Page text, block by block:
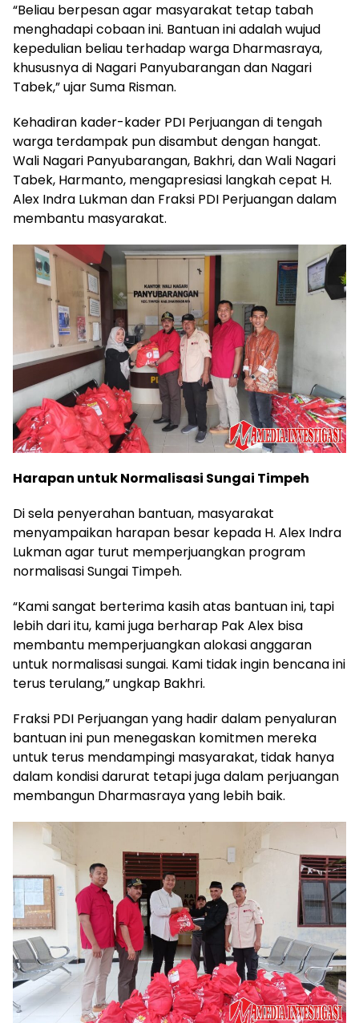
“Beliau berpesan agar masyarakat tetap tabah
menghadapi cobaan ini. Bantuan ini adalah wujud
kepedulian beliau terhadap warga Dharmasraya,
khususnya di Nagari Panyubarangan dan Nagari
Tabek,” ujar Suma Risman.
Kehadiran kader-kader PDI Perjuangan di tengah
warga terdampak pun disambut dengan hangat.
Wali Nagari Panyubarangan, Bakhri, dan Wali Nagari
Tabek, Harmanto, mengapresiasi langkah cepat H.
Alex Indra Lukman dan Fraksi PDI Perjuangan dalam
membantu masyarakat.
Harapan untuk Normalisasi Sungai Timpeh
Di sela penyerahan bantuan, masyarakat
menyampaikan harapan besar kepada H. Alex Indra
Lukman agar turut memperjuangkan program
normalisasi Sungai Timpeh.
“Kami sangat berterima kasih atas bantuan ini, tapi
lebih dari itu, kami juga berharap Pak Alex bisa
membantu memperjuangkan alokasi anggaran
untuk normalisasi sungai. Kami tidak ingin bencana ini
terus terulang,” ungkap Bakhri.
Fraksi PDI Perjuangan yang hadir dalam penyaluran
bantuan ini pun menegaskan komitmen mereka
untuk terus mendampingi masyarakat, tidak hanya
dalam kondisi darurat tetapi juga dalam perjuangan
membangun Dharmasraya yang lebih baik.